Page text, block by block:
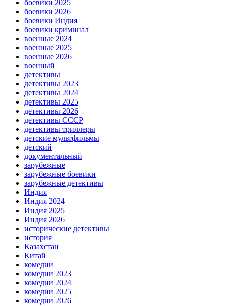
боевики 2025
боевики 2026
боевики Индия
боевики криминал
военные 2024
военные 2025
военные 2026
военный
детективы
детективы 2023
детективы 2024
детективы 2025
детективы 2026
детективы СССР
детективы триллеры
детские мультфильмы
детский
документальный
зарубежные
зарубежные боевики
зарубежные детективы
Индия
Индия 2024
Индия 2025
Индия 2026
исторические детективы
история
Казахстан
Китай
комедии
комедии 2023
комедии 2024
комедии 2025
комедии 2026